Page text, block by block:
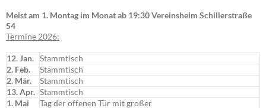
Meist am 1. Montag im Monat ab 19:30 Vereinsheim Schillerstraße
54
Termine 2026:
12. Jan. Stammtisch
2. Feb.
Stammtisch
2. Mär.
Stammtisch
13. Apr. Stammtisch
1. Mai
Tag der offenen Tür mit großer